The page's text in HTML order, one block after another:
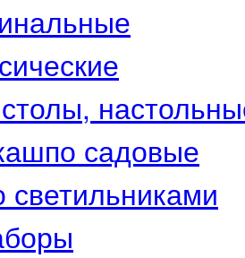
садовые
светильниками